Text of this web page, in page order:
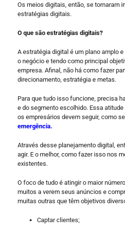
Os meios digitais, então, se tornaram
estratégias digitais.
O que são estratégias digitais?
A estratégia digital é um plano amplo
o negócio e tendo como principal
empresa. Afinal, não há como fazer
direcionamento, estratégia e metas.
Para que tudo isso funcione, precisa
e do segmento escolhido. Essa
os empresários devem seguir, como
emergência.
Através desse planejamento digital,
agir. E o melhor, como fazer isso nos
existentes.
O foco de tudo é atingir o maior
muitos a verem seus anúncios e
muitas outras que têm objetivos
Captar clientes;